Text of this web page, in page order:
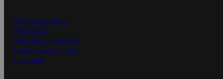
Ensitilaajan ohjeet
Näin maksat
Näin tilaat ja muokkaat
Kaikki ohjeet ja vinkit
In English